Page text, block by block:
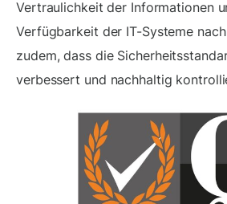
Vertraulichkeit der Informationen
Verfügbarkeit der IT-Systeme
zudem, dass die
verbessert und nachhaltig